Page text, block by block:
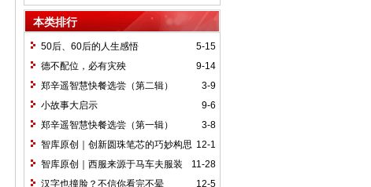
本类排行
5-15
50后、60后的人生感悟
9-14
德不配位，必有灾殃
3-9
郑辛遥智慧快餐选尝（第二辑）
9-6
小故事大启示
3-8
郑辛遥智慧快餐选尝（第一辑）
12-1
智库原创｜创新圆珠笔芯的巧妙构思
11-28
智库原创｜西服来源于马车夫服装
12-5
汉字也撞脸？不信你看完不晕